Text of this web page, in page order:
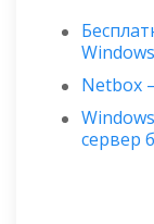
Netbox
сервер